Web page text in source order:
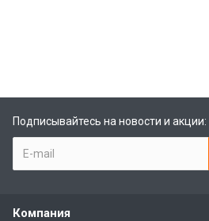
Подписывайтесь на новости и акции:
Компания